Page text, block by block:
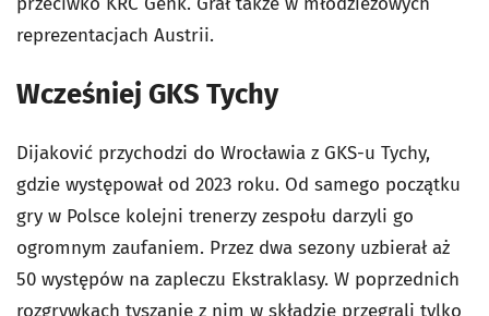
reprezentacjach Austrii.
Wcześniej GKS Tychy
Dijaković przychodzi do Wrocławia z GKS-u Tychy,
gdzie występował od 2023 roku. Od samego początku
gry w Polsce kolejni trenerzy zespołu darzyli go
ogromnym zaufaniem. Przez dwa sezony uzbierał aż
50 występów na zapleczu Ekstraklasy. W poprzednich
rozgrywkach tyszanie z nim w składzie przegrali tylko